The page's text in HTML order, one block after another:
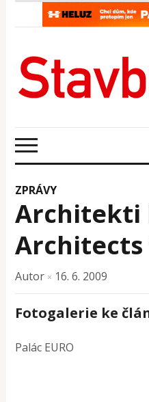
ZPRÁVY
Architekti
Architects
Autor × 16. 6. 2009
Fotogalerie ke
Palác EURO